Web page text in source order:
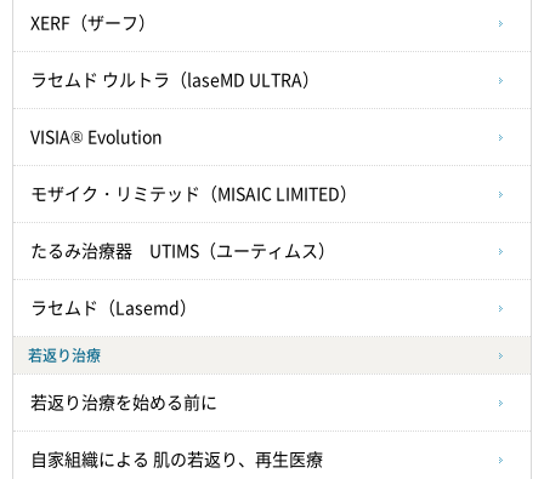
XERF（ザーフ）
ラセムド ウルトラ（laseMD ULTRA）
VISIA® Evolution
モザイク・リミテッド（MISAIC LIMITED）
たるみ治療器 UTIMS（ユーティムス）
ラセムド（Lasemd）
若返り治療
若返り治療を始める前に
自家組織による 肌の若返り、再生医療